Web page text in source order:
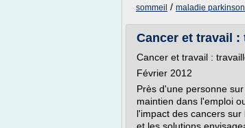
sommeil / maladie
Cancer et travail :
Cancer et travail :
Février 2012
Près d'une personne
maintien dans l'emploi
l'impact des cancers